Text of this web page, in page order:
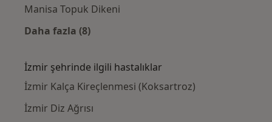
Manisa Topuk Dikeni
Daha fazla (8)
İzmir şehrinde ilgili hastalıklar
İzmir Kalça Kireçlenmesi (Koksartroz)
İzmir Diz Ağrısı